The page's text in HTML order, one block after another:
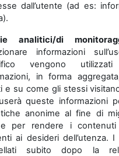
dall’utente (ad es:
analitici/di
informazioni
vengono
in forma
e su come gli stessi
queste informazioni
anonime al fine di
per rendere i
ai desideri dell’utenza.
subito dopo la